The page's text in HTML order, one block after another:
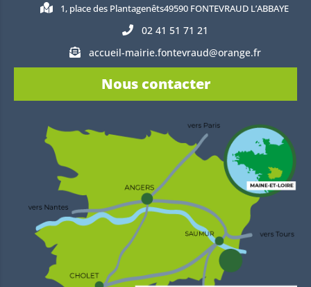
1, place des Plantagenêts49590 FONTEVRAUD L’ABBAYE
02 41 51 71 21
accueil-mairie.fontevraud@orange.fr
Nous contacter